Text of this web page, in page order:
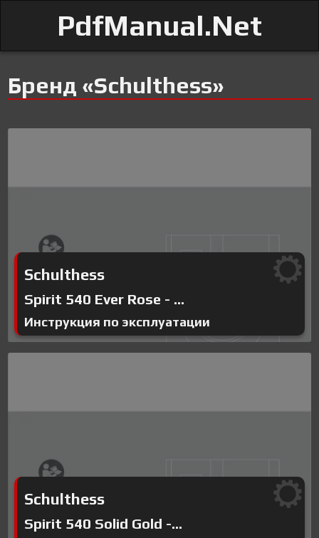
PdfManual.Net
Бренд «Schulthess»
Schulthess
Spirit 540 Ever Rose - ...
Инструкция по эксплуатации
Schulthess
Spirit 540 Solid Gold -...